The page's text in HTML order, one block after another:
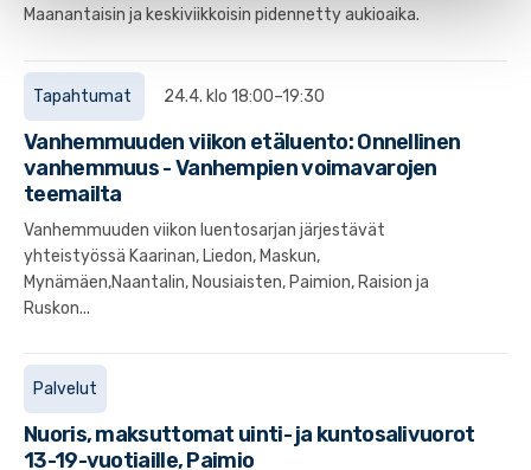
Maanantaisin ja keskiviikkoisin pidennetty aukioaika.
Tapahtumat 24.4. klo 18:00–19:30
Vanhemmuuden viikon etäluento: Onnellinen
vanhemmuus - Vanhempien voimavarojen
teemailta
Vanhemmuuden viikon luentosarjan järjestävät
yhteistyössä Kaarinan, Liedon, Maskun,
Mynämäen,Naantalin, Nousiaisten, Paimion, Raision ja
Ruskon...
Palvelut
Nuoris, maksuttomat uinti- ja kuntosalivuorot
13-19-vuotiaille, Paimio